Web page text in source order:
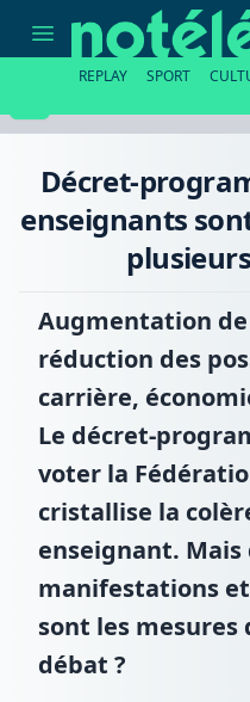
programme
sont-
plusieurs
REPLAY SPORT
Décret-
enseignants
Augmentation
réduction des
carrière,
Le décret-
voter la
cristallise la
enseignant.
manifestations
sont les
débat ?